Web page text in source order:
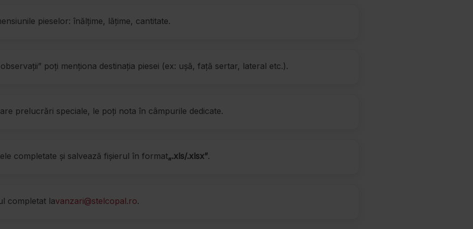
pieselor: înălțime, lățime, cantitate.
poți menționa destinația piesei (ex: ușă, față sertar, lateral etc.).
prelucrări speciale, le poți nota în câmpurile dedicate.
completate și salvează fișierul în format„.xls/.xlsx”.
completat lavanzari@stelcopal.ro.